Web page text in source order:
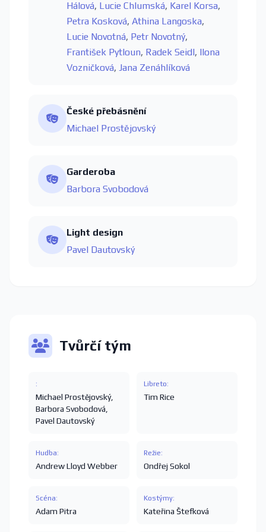
Hálová, Lucie Chlumská, Karel Korsa,
Petra Kosková, Athina Langoska,
Lucie Novotná, Petr Novotný,
František Pytloun, Radek Seidl, Ilona
Vozničková, Jana Zenáhlíková
České přebásnění
Michael Prostějovský
Garderoba
Barbora Svobodová
Light design
Pavel Dautovský
Tvůrčí tým
:
Michael Prostějovský,
Barbora Svobodová
Pavel Dautovský
Libreto:
Tim Rice
Hudba:
Andrew Lloyd Webber
Režie:
Ondřej Sokol
Scéna:
Adam Pitra
Kostýmy:
Kateřina Štefková